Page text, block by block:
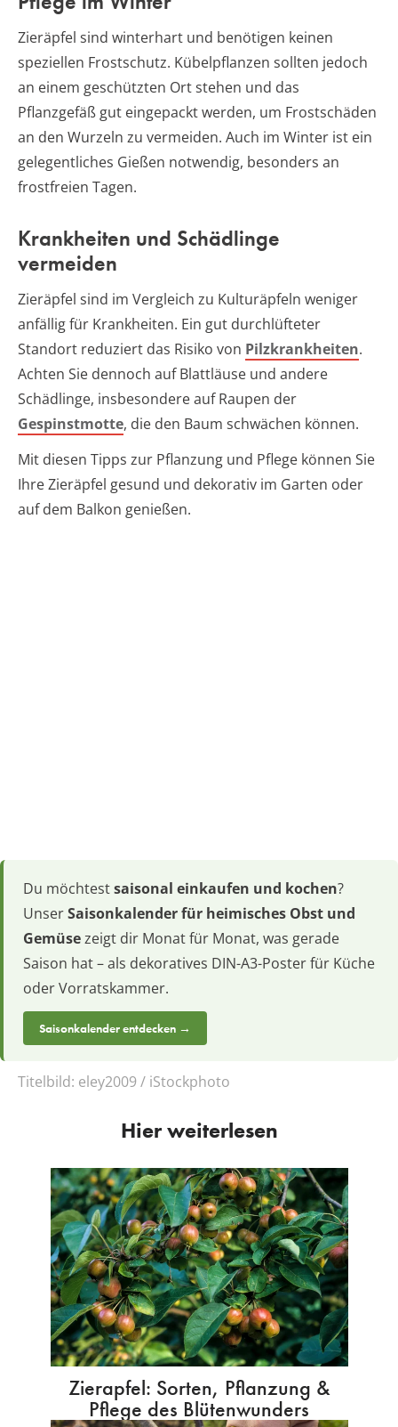
Zieräpfel sind winterhart und benötigen keinen
speziellen Frostschutz. Kübelpflanzen sollten jedoch
an einem geschützten Ort stehen und das
Pflanzgefäß gut eingepackt werden, um Frostschäden
an den Wurzeln zu vermeiden. Auch im Winter ist ein
gelegentliches Gießen notwendig, besonders an
frostfreien Tagen.
Krankheiten und Schädlinge
vermeiden
Zieräpfel sind im Vergleich zu Kulturäpfeln weniger
anfällig für Krankheiten. Ein gut durchlüfteter
Standort reduziert das Risiko von Pilzkrankheiten.
Achten Sie dennoch auf Blattläuse und andere
Schädlinge, insbesondere auf Raupen der
Gespinstmotte, die den Baum schwächen können.
Mit diesen Tipps zur Pflanzung und Pflege können Sie
Ihre Zieräpfel gesund und dekorativ im Garten oder
auf dem Balkon genießen.
Du möchtestsaisonal einkaufen und kochen?
UnserSaisonkalender für heimisches Obst und
Gemüsezeigt dir Monat für Monat, was gerade
Saison hat – als dekoratives DIN-A3-Poster für Küche
oder Vorratskammer.
Saisonkalender entdecken →
Titelbild: eley2009 / iStockphoto
Hier weiterlesen
Zierapfel: Sorten, Pflanzung &
Pflege des Blütenwunders